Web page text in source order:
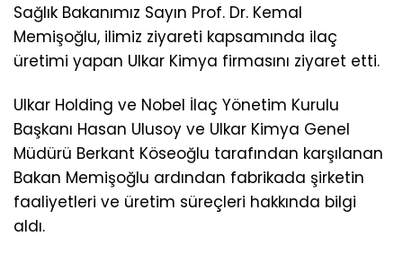
Sağlık Bakanımız Sayın Prof. Dr. Kemal
Memişoğlu, ilimiz ziyareti kapsamında ilaç
üretimi yapan Ulkar Kimya firmasını ziyaret etti.
Ulkar Holding ve Nobel İlaç Yönetim Kurulu
Başkanı Hasan Ulusoy ve Ulkar Kimya Genel
Müdürü Berkant Köseoğlu tarafından karşılanan
Bakan Memişoğlu ardından fabrikada şirketin
faaliyetleri ve üretim süreçleri hakkında bilgi
aldı.